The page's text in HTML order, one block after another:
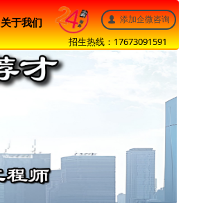
关于我们
招生热线：17673091591
넙 添加企微咨询